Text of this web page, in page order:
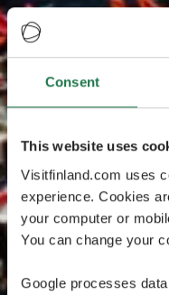
Consent
This website uses
Visitfinland.com uses
experience. Cookies
your computer or
You can change your
Google processes